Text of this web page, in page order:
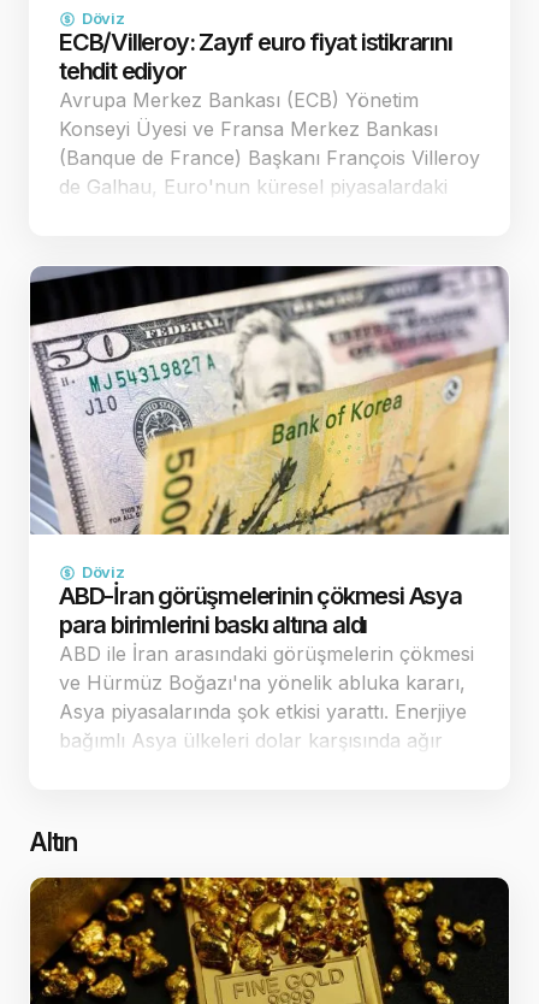
Döviz
ECB/Villeroy: Zayıf euro fiyat istikrarını
tehdit ediyor
Avrupa Merkez Bankası (ECB) Yönetim
Konseyi Üyesi ve Fransa Merkez Bankası
(Banque de France) Başkanı François Villeroy
de Galhau, Euro'nun küresel piyasalardaki
dikkat çekerek, y…
Döviz
ABD-İran görüşmelerinin çökmesi Asya
para birimlerini baskı altına aldı
ABD ile İran arasındaki görüşmelerin çökmesi
ve Hürmüz Boğazı'na yönelik abluka kararı,
Asya piyasalarında şok etkisi yarattı. Enerjiye
bağımlı Asya ülkeleri dolar karşısında ağır
Altın